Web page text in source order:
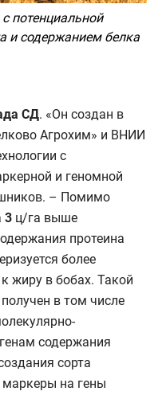
потенциальной
и содержанием белка
СД. «Он создан в
Агрохим» и ВНИИ
с
и геномной
– Помимо
3 ц/га выше
протеина
более
жиру в бобах. Такой
в том числе
содержания
сорта
на гены